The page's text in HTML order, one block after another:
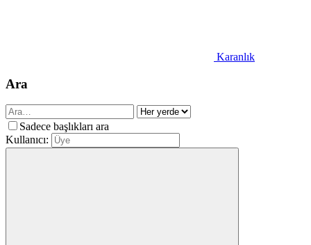
Karanlık
Ara
Sadece başlıkları ara
Kullanıcı: